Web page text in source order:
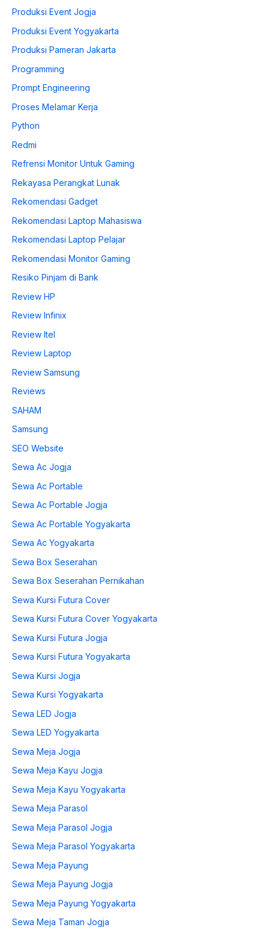
Produksi Event Jogja
Produksi Event Yogyakarta
Produksi Pameran Jakarta
Programming
Prompt Engineering
Proses Melamar Kerja
Python
Redmi
Refrensi Monitor Untuk Gaming
Rekayasa Perangkat Lunak
Rekomendasi Gadget
Rekomendasi Laptop Mahasiswa
Rekomendasi Laptop Pelajar
Rekomendasi Monitor Gaming
Resiko Pinjam di Bank
Review HP
Review Infinix
Review Itel
Review Laptop
Review Samsung
Reviews
SAHAM
Samsung
SEO Website
Sewa Ac Jogja
Sewa Ac Portable
Sewa Ac Portable Jogja
Sewa Ac Portable Yogyakarta
Sewa Ac Yogyakarta
Sewa Box Seserahan
Sewa Box Seserahan Pernikahan
Sewa Kursi Futura Cover
Sewa Kursi Futura Cover Yogyakarta
Sewa Kursi Futura Jogja
Sewa Kursi Futura Yogyakarta
Sewa Kursi Jogja
Sewa Kursi Yogyakarta
Sewa LED Jogja
Sewa LED Yogyakarta
Sewa Meja Jogja
Sewa Meja Kayu Jogja
Sewa Meja Kayu Yogyakarta
Sewa Meja Parasol
Sewa Meja Parasol Jogja
Sewa Meja Parasol Yogyakarta
Sewa Meja Payung
Sewa Meja Payung Jogja
Sewa Meja Payung Yogyakarta
Sewa Meja Taman Jogja